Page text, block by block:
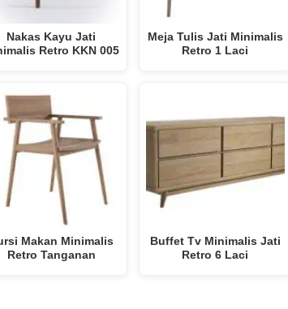
Nakas Kayu Jati
Retro KKN 005
Makan Minimalis
Retro Tanganan
Meja Tulis Jati Minimalis
Retro 1 Laci
Buffet Tv Minimalis Jati
Retro 6 Laci